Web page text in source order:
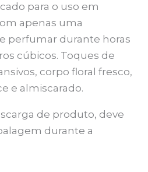
para o uso em
apenas uma
perfumar durante horas
cúbicos. Toques de
corpo floral fresco,
e almiscarado.
de produto, deve
durante a